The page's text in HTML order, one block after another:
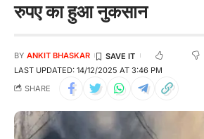
रुपए का हुआ नुकसान
LAST UPDATED: 14/12/2025 AT 3:46 PM
BY ANKIT BHASKAR
SHARE